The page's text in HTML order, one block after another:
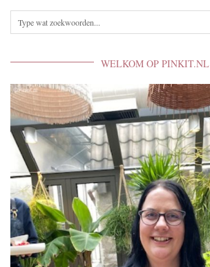
WELKOM OP PINKIT.NL